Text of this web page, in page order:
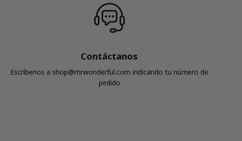
Contáctanos
Escríbenos a shop@mrwonderful.com indicando tu número de
pedido